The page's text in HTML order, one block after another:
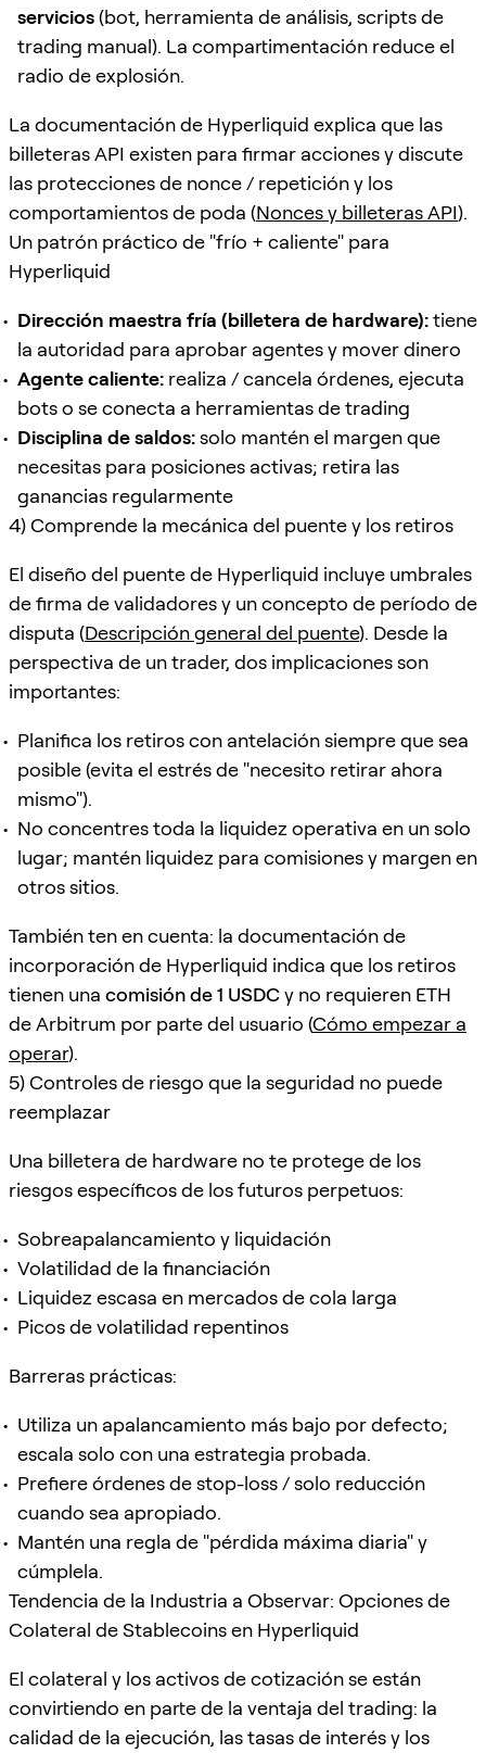
servicios(bot, herramienta de análisis, scripts de
trading manual). La compartimentación reduce el
radio de explosión.
La documentación de Hyperliquid explica que las
billeteras API existen para firmar acciones y discute
las protecciones de nonce / repetición y los
comportamientos de poda (Nonces y billeteras API).
Un patrón práctico de "frío + caliente" para
Hyperliquid
Dirección maestra fría (billetera de hardware):tiene
la autoridad para aprobar agentes y mover dinero
Agente caliente: realiza / cancela órdenes, ejecuta
bots o se conecta a herramientas de trading
Disciplina de saldos:solo mantén el margen que
necesitas para posiciones activas; retira las
ganancias regularmente
4) Comprende la mecánica del puente y los retiros
El diseño del puente de Hyperliquid incluye umbrales
de firma de validadores y un concepto de período de
disputa (Descripción general del puente). Desde la
perspectiva de un trader, dos implicaciones son
importantes:
Planifica los retiros con antelación siempre que sea
posible (evita el estrés de "necesito retirar ahora
mismo").
No concentres toda la liquidez operativa en un solo
lugar; mantén liquidez para comisiones y margen en
otros sitios.
También ten en cuenta: la documentación de
incorporación de Hyperliquid indica que los retiros
tienen una comisión de 1 USDCy no requieren ETH
de Arbitrum por parte del usuario (Cómo empezar a
operar).
5) Controles de riesgo que la seguridad no puede
reemplazar
Una billetera de hardware no te protege de los
riesgos específicos de los futuros perpetuos:
Sobreapalancamiento y liquidación
Volatilidad de la financiación
Liquidez escasa en mercados de cola larga
Picos de volatilidad repentinos
Barreras prácticas:
Utiliza un apalancamiento más bajo por defecto;
escala solo con una estrategia probada.
Prefiere órdenes de stop-loss / solo reducción
cuando sea apropiado.
Mantén una regla de "pérdida máxima diaria" y
cúmplela.
Tendencia de la Industria a Observar: Opciones de
Colateral de Stablecoins en Hyperliquid
El colateral y los activos de cotización se están
convirtiendo en parte de la ventaja del trading: la
calidad de la ejecución, las tasas de interés y los